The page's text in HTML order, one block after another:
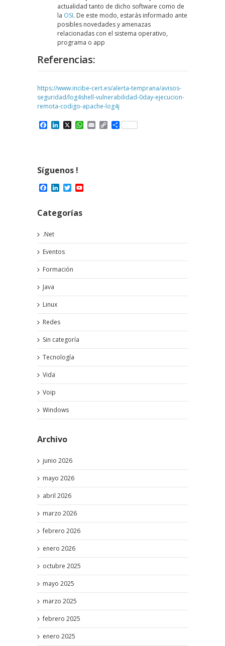
actualidad tanto de dicho software como de
la OSI. De este modo, estarás informado ante
posibles novedades y amenazas
relacionadas con el sistema operativo,
programa o app
Referencias:
https://www.incibe-cert.es/alerta-temprana/avisos-
seguridad/log4shell-vulnerabilidad-0day-ejecucion-
remota-codigo-apache-log4j
Facebook
LinkedIn
X WhatsApp
EmailCopyCompartir
Síguenos !
Facebook
LinkedIn
Twitter
Categorías
.Net
Eventos
Formación
Java
Linux
Redes
Sin categoría
Tecnología
Vida
Voip
Windows
Archivo
junio 2026
mayo 2026
abril 2026
marzo 2026
febrero 2026
enero 2026
octubre 2025
mayo 2025
marzo 2025
febrero 2025
enero 2025